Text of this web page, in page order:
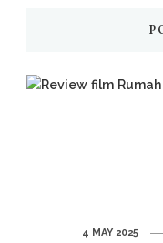
4 MAY 2025